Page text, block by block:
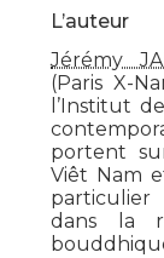
L’auteur
Jérémy
(Paris X-
l’Institut
portent
Viêt Nam
particulier
dans la